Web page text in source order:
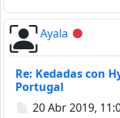
Ayala
Re: Kedadas con
Portugal
Mensaje
20 Abr 2019,